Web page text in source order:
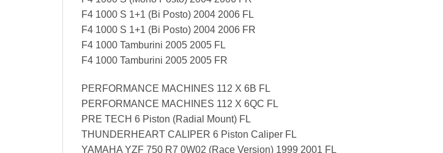
F4 1000 S 1+1 (Bi Posto) 2004 2006 FL
F4 1000 S 1+1 (Bi Posto) 2004 2006 FR
F4 1000 Tamburini 2005 2005 FL
F4 1000 Tamburini 2005 2005 FR
PERFORMANCE MACHINES 112 X 6B FL
PERFORMANCE MACHINES 112 X 6QC FL
PRE TECH 6 Piston (Radial Mount) FL
THUNDERHEART CALIPER 6 Piston Caliper FL
YAMAHA YZF 750 R7 0W02 (Race Version) 1999 2001 FL